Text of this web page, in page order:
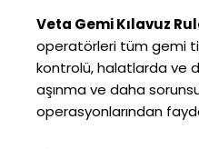
Veta Gemi Kılavuz
operatörleri tüm gemi
kontrolü, halatlarda ve
aşınma ve daha
operasyonlarından